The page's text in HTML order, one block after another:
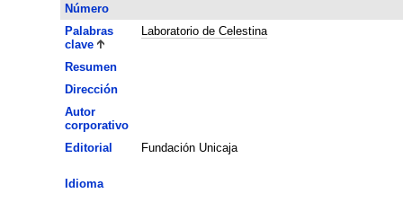
Número
Palabras
clave
Laboratorio de Celestina
Resumen
Dirección
Autor
corporativo
Editorial
Fundación Unicaja
Idioma